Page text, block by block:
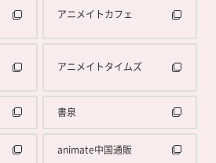
アニメイトカフェ
アニメイトタイムズ
書泉
animate中国通販